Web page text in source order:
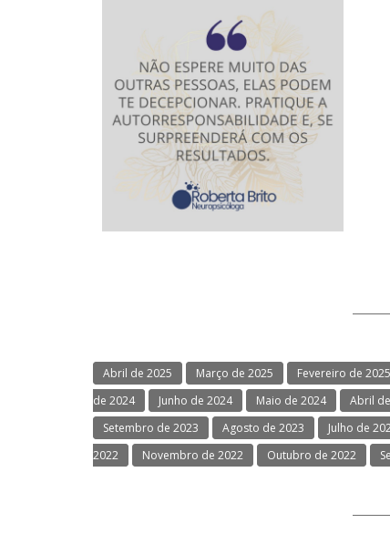
Abril de 2025 Março de 2025 Fevereiro de 2025
de 2024
Junho de 2024 Maio de 2024 Abril
Setembro de 2023
Agosto de 2023 Julho de
2022
Novembro de 2022 Outubro de 2022